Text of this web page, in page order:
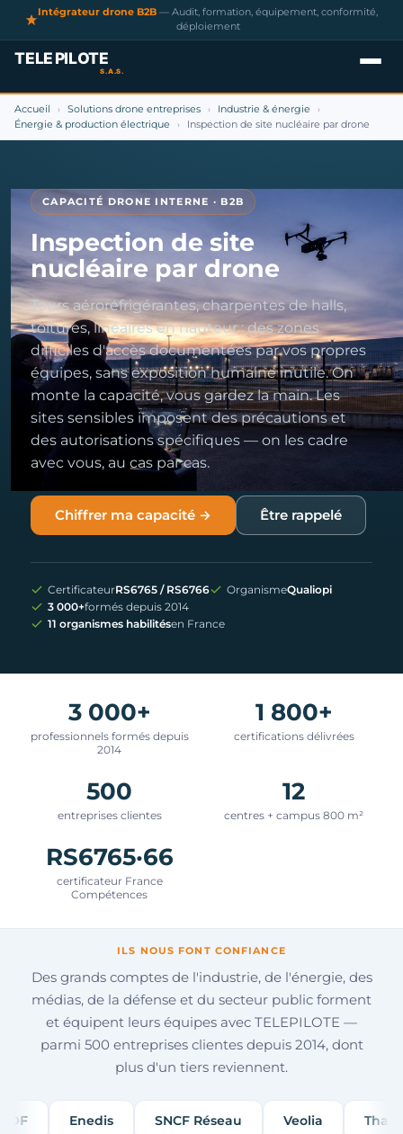
Intégrateur drone B2B — Audit, formation, équipement, conformité,
déploiement
Accueil › Solutions drone entreprises › Industrie & énergie ›
Énergie & production électrique › Inspection de site nucléaire par drone
CAPACITÉ DRONE INTERNE · B2B
Inspection de site
nucléaire par drone
Tours aéroréfrigérantes, charpentes de halls,
toitures, linéaires en hauteur : des zones
difficiles d'accès documentées par vos propres
équipes, sans exposition humaine inutile. On
monte la capacité, vous gardez la main. Les
sites sensibles imposent des précautions et
des autorisations spécifiques — on les cadre
avec vous, au cas par cas.
Chiffrer ma capacité → Être rappelé
CertificateurRS6765 / RS6766 OrganismeQualiopi
3 000+formés depuis 2014
11 organismes habilitésen France
3 000+
professionnels formés depuis
2014
1 800+
certifications délivrées
500
entreprises clientes
12
centres + campus 800 m²
RS6765·66
certificateur France
Compétences
ILS NOUS FONT CONFIANCE
Des grands comptes de l'industrie, de l'énergie, des
médias, de la défense et du secteur public forment
et équipent leurs équipes avec TELEPILOTE —
parmi 500 entreprises clientes depuis 2014, dont
plus d'un tiers reviennent.
Enedis SNCF Réseau Veolia Thales